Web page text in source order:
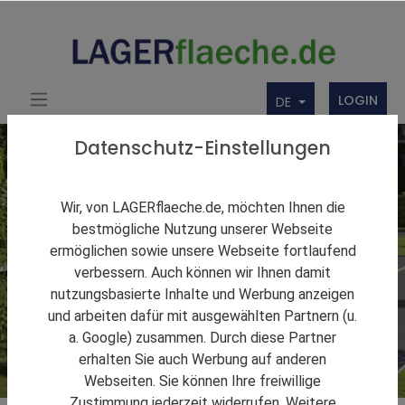
DE LOGIN
Datenschutz-Einstellungen
Wir, von LAGERflaeche.de, möchten Ihnen die
bestmögliche Nutzung unserer Webseite
ermöglichen sowie unsere Webseite fortlaufend
verbessern. Auch können wir Ihnen damit
nutzungsbasierte Inhalte und Werbung anzeigen
und arbeiten dafür mit ausgewählten Partnern (u.
a. Google) zusammen. Durch diese Partner
erhalten Sie auch Werbung auf anderen
Webseiten. Sie können Ihre freiwillige